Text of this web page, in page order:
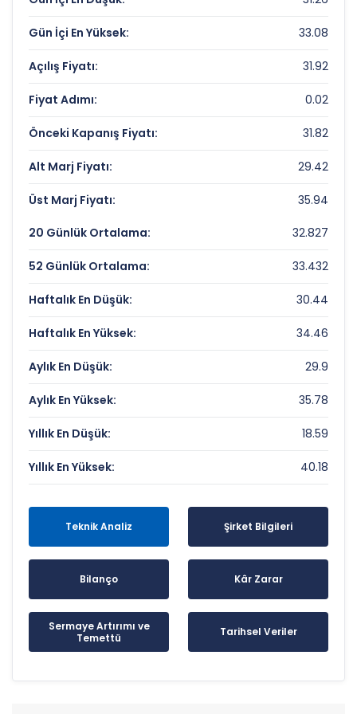
PC ILETISIM MEDYA Rekorlar ve Önemli
Seviyeler
Bugün Gördüğü En Yüksek Fiyat:
33.08 TL
Son 1 Yılın Zirvesi:
Son 1 Yılın Dibi:
18.59 TL
Gün İçi En Yüksek: 33.08
Açılış Fiyatı: 31.92
Fiyat Adımı: 0.02
Önceki Kapanış Fiyatı: 31.82
Alt Marj Fiyatı: 29.42
Üst Marj Fiyatı: 35.94
20 Günlük Ortalama: 32.827
52 Günlük Ortalama: 33.432
Haftalık En Düşük: 30.44
Haftalık En Yüksek: 34.46
Aylık En Düşük: 29.9
Aylık En Yüksek: 35.78
Yıllık En Düşük: 18.59
Yıllık En Yüksek: 40.18
Teknik Analiz Şirket Bilgileri
Bilanço Kâr Zarar
Sermaye Artırımı ve
Temettü
Tarihsel Veriler